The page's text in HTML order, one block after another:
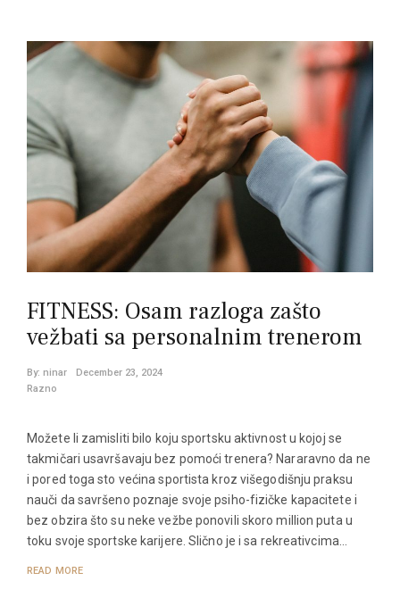
FITNESS: Osam razloga zašto
vežbati sa personalnim trenerom
By: ninar
December 23, 2024
Razno
Možete li zamisliti bilo koju sportsku aktivnost u kojoj se
takmičari usavršavaju bez pomoći trenera? Nararavno da ne
i pored toga sto većina sportista kroz višegodišnju praksu
nauči da savršeno poznaje svoje psiho-fizičke kapacitete i
bez obzira što su neke vežbe ponovili skoro million puta u
toku svoje sportske karijere. Slično je i sa rekreativcima…
READ MORE